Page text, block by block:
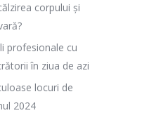
corpului și
profesionale cu
în ziua de azi
locuri de
2024